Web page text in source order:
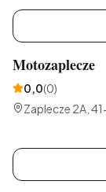
Motozaplecze
0,0(0)
Zaplecze 2A,